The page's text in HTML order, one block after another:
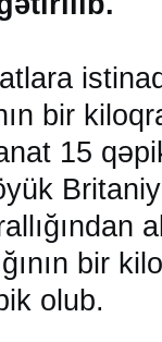
bir
15
bir
olub.